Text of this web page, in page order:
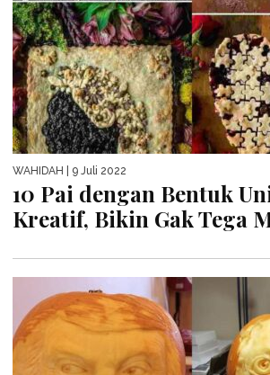
WAHIDAH | 9 Juli 2022
10 Pai dengan Bentuk
Kreatif, Bikin Gak Tega